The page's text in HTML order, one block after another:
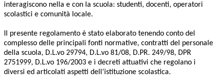
interagiscono nella e con la scuola: studenti, docenti, operatori
scolastici e comunità locale.
Il presente regolamento è stato elaborato tenendo conto del
complesso delle principali fonti normative, contratti del personale
della scuola, D.L.vo 29794, D.L.vo 81/08, D.PR. 249/98, DPR
2751999, D.L.vo 196/2003 e i decreti attuativi che regolano i
diversi ed articolati aspetti dell’istituzione scolastica.